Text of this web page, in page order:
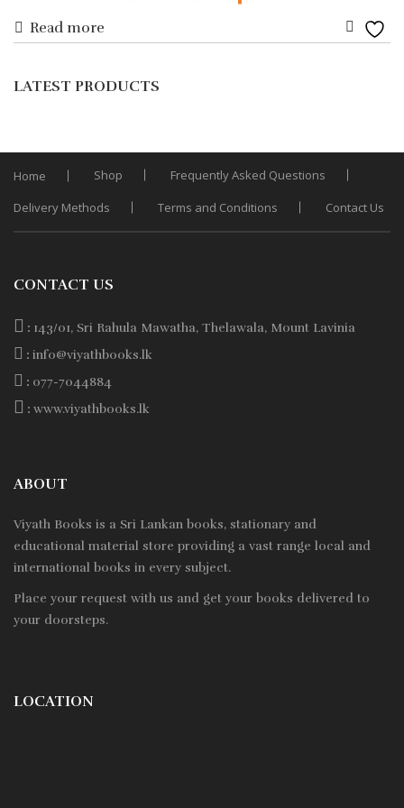
price
price
Read more
LATEST PRODUCTS
Home Shop
Frequently Asked Questions
Delivery Methods
Terms and Conditions Contact Us
CONTACT US
: 143/01, Sri Rahula Mawatha, Thelawala, Mount Lavinia
: info@viyathbooks.lk
: 077-7044884
: www.viyathbooks.lk
ABOUT
Viyath Books is a Sri Lankan books, stationary and
educational material store providing a vast range local and
international books in every subject.
Place your request with us and get your books delivered to
your doorsteps.
LOCATION